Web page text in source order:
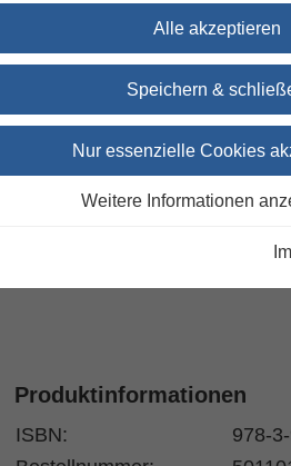
Alle akzeptieren
Speichern &
Nur essenzielle Cookies
Weitere Informationen
Maria
Maria-Louise Gubler(Autor:in)
lieferbar innerhalb 1-4
Produktinformationen
ISBN:
978-